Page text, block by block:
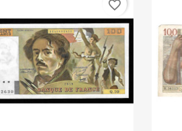
favorite_border